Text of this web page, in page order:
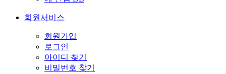
회원서비스
회원가입
로그인
아이디 찾기
비밀번호 찾기